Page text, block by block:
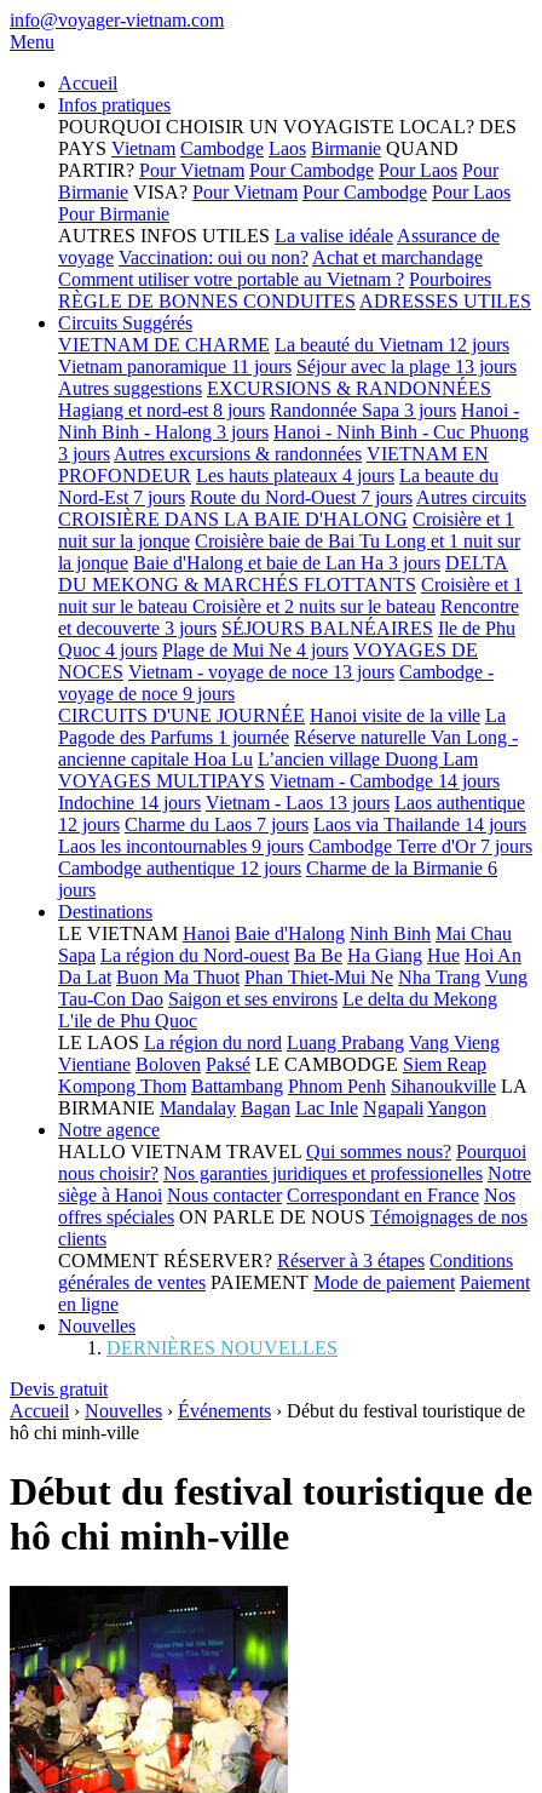
info@voyager-vietnam.com
Menu
Accueil
Infos pratiques
POURQUOI CHOISIR UN VOYAGISTE LOCAL? DES
PAYS Vietnam Cambodge Laos Birmanie QUAND
PARTIR? Pour Vietnam Pour Cambodge Pour Laos Pour
Birmanie VISA? Pour Vietnam Pour Cambodge Pour Laos
Pour Birmanie
AUTRES INFOS UTILES La valise idéale Assurance de
voyage Vaccination: oui ou non? Achat et marchandage
Comment utiliser votre portable au Vietnam ? Pourboires
RÈGLE DE BONNES CONDUITES ADRESSES UTILES
Circuits Suggérés
VIETNAM DE CHARME La beauté du Vietnam 12 jours
Vietnam panoramique 11 jours Séjour avec la plage 13 jours
Autres suggestions EXCURSIONS & RANDONNÉES
Hagiang et nord-est 8 jours Randonnée Sapa 3 jours Hanoi -
Ninh Binh - Halong 3 jours Hanoi - Ninh Binh - Cuc Phuong
3 jours Autres excursions & randonnées VIETNAM EN
PROFONDEUR Les hauts plateaux 4 jours La beaute du
Nord-Est 7 jours Route du Nord-Ouest 7 jours Autres circuits
CROISIÈRE DANS LA BAIE D'HALONG Croisière et 1
nuit sur la jonque Croisière baie de Bai Tu Long et 1 nuit sur
la jonque Baie d'Halong et baie de Lan Ha 3 jours DELTA
DU MEKONG & MARCHÉS FLOTTANTS Croisière et 1
nuit sur le bateau Croisière et 2 nuits sur le bateau Rencontre
et decouverte 3 jours SÉJOURS BALNÉAIRES Ile de Phu
Quoc 4 jours Plage de Mui Ne 4 jours VOYAGES DE
NOCES Vietnam - voyage de noce 13 jours Cambodge -
voyage de noce 9 jours
CIRCUITS D'UNE JOURNÉE Hanoi visite de la ville La
Pagode des Parfums 1 journée Réserve naturelle Van Long -
ancienne capitale Hoa Lu L’ancien village Duong Lam
VOYAGES MULTIPAYS Vietnam - Cambodge 14 jours
Indochine 14 jours Vietnam - Laos 13 jours Laos authentique
12 jours Charme du Laos 7 jours Laos via Thailande 14 jours
Laos les incontournables 9 jours Cambodge Terre d'Or 7 jours
Cambodge authentique 12 jours Charme de la Birmanie 6
jours
Destinations
LE VIETNAM Hanoi Baie d'Halong Ninh Binh Mai Chau
Sapa La région du Nord-ouest Ba Be Ha Giang Hue Hoi An
Da Lat Buon Ma Thuot Phan Thiet-Mui Ne Nha Trang Vung
Tau-Con Dao Saigon et ses environs Le delta du Mekong
L'ile de Phu Quoc
LE LAOS La région du nord Luang Prabang Vang Vieng
Vientiane Boloven Paksé LE CAMBODGE Siem Reap
Kompong Thom Battambang Phnom Penh Sihanoukville LA
BIRMANIE Mandalay Bagan Lac Inle Ngapali Yangon
Notre agence
HALLO VIETNAM TRAVEL Qui sommes nous? Pourquoi
nous choisir? Nos garanties juridiques et professionelles Notre
siège à Hanoi Nous contacter Correspondant en France Nos
offres spéciales ON PARLE DE NOUS Témoignages de nos
clients
COMMENT RÉSERVER? Réserver à 3 étapes Conditions
générales de ventes PAIEMENT Mode de paiement Paiement
en ligne
Nouvelles
DERNIÈRES NOUVELLES
Devis gratuit
Accueil › Nouvelles › Événements › Début du festival touristique de
hô chi minh-ville
Début du festival touristique de
hô chi minh-ville